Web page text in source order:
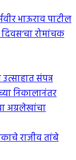
भाऊराव पाटील
रोमांचक
संपन्न
निकालानंतर
अग्रलेखांचा
राजीव तांबे